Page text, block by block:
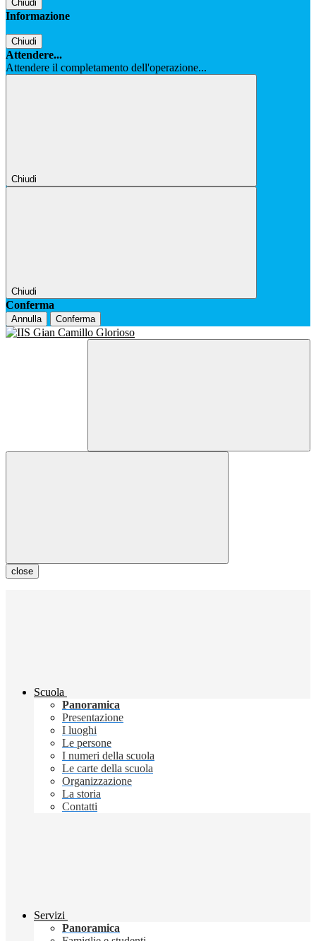
Chiudi
Informazione
Chiudi
Attendere...
Attendere il completamento dell'operazione...
Chiudi
Chiudi
Conferma
Annulla Conferma
close
Scuola
Panoramica
Presentazione
I luoghi
Le persone
I numeri della scuola
Le carte della scuola
Organizzazione
La storia
Contatti
Servizi
Panoramica